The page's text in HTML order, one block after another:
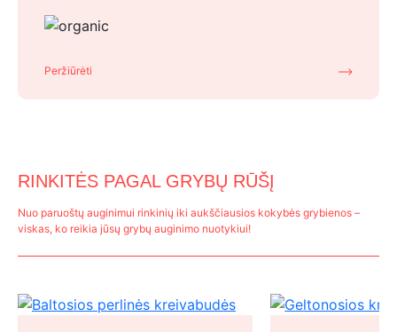
Peržiūrėti
RINKITĖS PAGAL GRYBŲ RŪŠĮ
Nuo paruoštų auginimui rinkinių iki aukščiausios kokybės grybienos –
viskas, ko reikia jūsų grybų auginimo nuotykiui!